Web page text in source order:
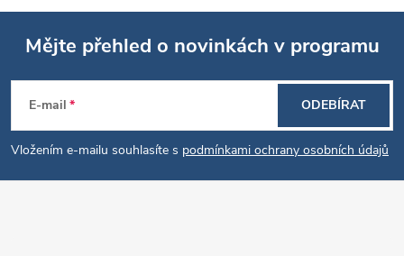
Z
á
p
Mějte přehled o novinkách v programu
E-mail
Vložením e-mailu souhlasíte s podmínkami ochrany osobních údajů
ODEBÍRAT